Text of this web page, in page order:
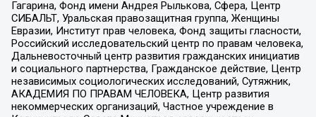
Гагарина, Фонд имени Андрея Рылькова, Сфера, Центр
СИБАЛЬТ, Уральская правозащитная группа, Женщины
Евразии, Институт прав человека, Фонд защиты гласности,
Российский исследовательский центр по правам человека,
Дальневосточный центр развития гражданских инициатив
и социального партнерства, Гражданское действие, Центр
независимых социологических исследований, Сутяжник,
АКАДЕМИЯ ПО ПРАВАМ ЧЕЛОВЕКА, Центр развития
некоммерческих организаций, Частное учреждение в